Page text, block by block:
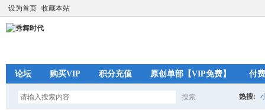
设为首页 收藏本站
论坛 购买VIP 积分充值 原创单部【VIP免费】 付
搜索 热搜: